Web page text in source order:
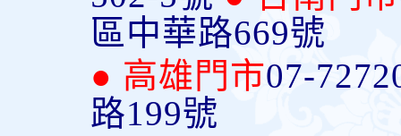
區中華路669號
● 高雄門市07-
路199號